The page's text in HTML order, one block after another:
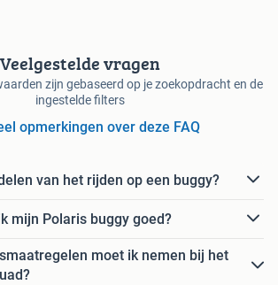
Veelgestelde vragen
zijn gebaseerd op je zoekopdracht en de
ingestelde filters
opmerkingen over deze FAQ
van het rijden op een buggy?
mijn Polaris buggy goed?
moet ik nemen bij het